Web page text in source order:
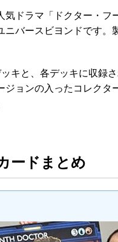
気ドラマ「ドクター・フ
ニバースビヨンドです。
キと、各デッキに収録
ジョンの入ったコレクタ
ードまとめ